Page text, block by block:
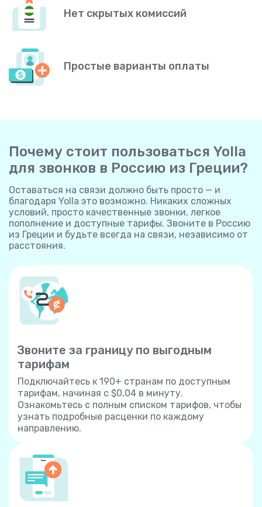
Нет скрытых комиссий
Простые варианты оплаты
Почему стоит пользоваться Yolla
для звонков в Россию из Греции?
Оставаться на связи должно быть просто — и
благодаря Yolla это возможно. Никаких сложных
условий, просто качественные звонки, легкое
пополнение и доступные тарифы. Звоните в Россию
из Греции и будьте всегда на связи, независимо от
расстояния.
Звоните за границу по выгодным
тарифам
Подключайтесь к 190+ странам по доступным
тарифам, начиная с $0,04 в минуту.
Ознакомьтесь с полным списком тарифов, чтобы
узнать подробные расценки по каждому
направлению.